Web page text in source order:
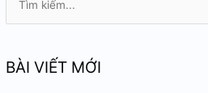
k
BÀI VIẾT MỚI